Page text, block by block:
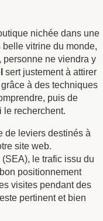
nichée dans une
vitrine du monde,
personne ne viendra y
sert justement à attirer
à des techniques
puis de
le recherchent.
de leviers destinés à
site web.
le trafic issu du
positionnement
visites pendant des
pertinent et bien